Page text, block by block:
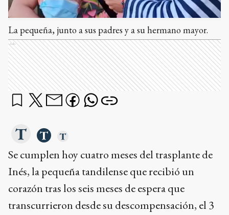
La pequeña, junto a sus padres y a su hermano mayor.
Ads
Se cumplen hoy cuatro meses del trasplante de
Inés, la pequeña tandilense que recibió un
corazón tras los seis meses de espera que
transcurrieron desde su descompensación, el 3